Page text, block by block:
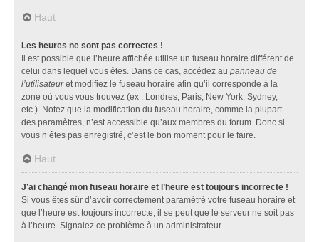
Haut
Les heures ne sont pas correctes !
Il est possible que l’heure affichée utilise un fuseau horaire différent de
celui dans lequel vous êtes. Dans ce cas, accédez au panneau de
l’utilisateuret modifiez le fuseau horaire afin qu’il corresponde à la
zone où vous vous trouvez (ex : Londres, Paris, New York, Sydney,
etc.). Notez que la modification du fuseau horaire, comme la plupart
des paramètres, n’est accessible qu’aux membres du forum. Donc si
vous n’êtes pas enregistré, c’est le bon moment pour le faire.
Haut
J’ai changé mon fuseau horaire et l’heure est toujours incorrecte !
Si vous êtes sûr d’avoir correctement paramétré votre fuseau horaire et
que l’heure est toujours incorrecte, il se peut que le serveur ne soit pas
à l’heure. Signalez ce problème à un administrateur.